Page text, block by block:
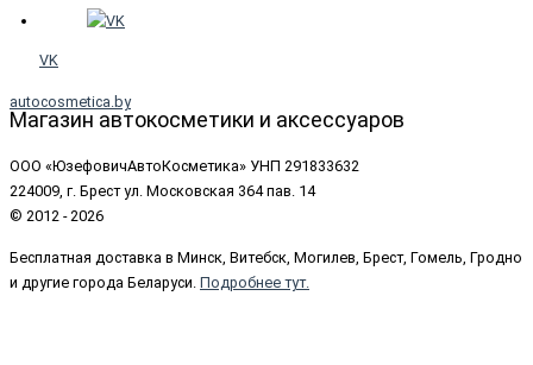
VK
autocosmetica.by
Магазин автокосметики и аксессуаров
ООО «ЮзефовичАвтоКосметика» УНП 291833632
224009, г. Брест ул. Московская 364 пав. 14
© 2012 - 2026
Бесплатная доставка в Минск, Витебск, Могилев, Брест, Гомель, Гродно
и другие города Беларуси. Подробнее тут.